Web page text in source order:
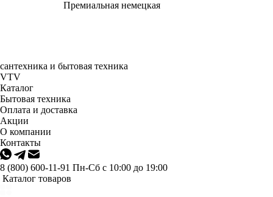
Премиальная немецкая
сантехника и бытовая техника
VTV
Каталог
Бытовая техника
Оплата и доставка
Акции
О компании
Контакты
8 (800) 600-11-91 Пн-Сб с 10:00 до 19:00
Каталог товаров